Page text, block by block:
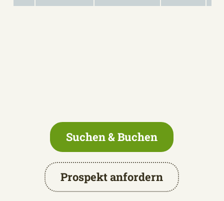
Suchen & Buchen
Prospekt anfordern